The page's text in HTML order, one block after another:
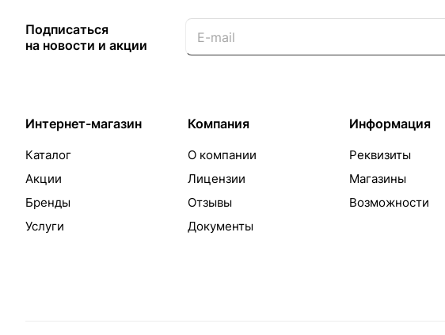
Подписаться
на новости и акции
Интернет-магазин
Каталог
Акции
Бренды
Услуги
Компания
О компании
Лицензии
Отзывы
Документы
Информация
Реквизиты
Магазины
Возможности